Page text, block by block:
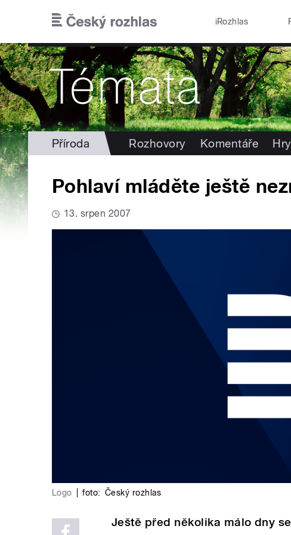
iRozhlas
Příroda Rozhovory Komentáře
Pohlaví mláděte ještě
13. srpen 2007
Logo foto: Český rozhlas
Ještě před několika málo dny